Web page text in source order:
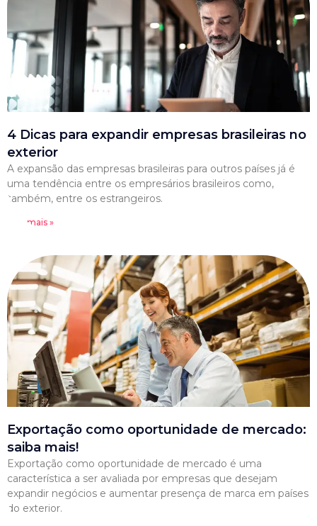
4 Dicas para expandir empresas brasileiras no
exterior
A expansão das empresas brasileiras para outros países já é
uma tendência entre os empresários brasileiros como,
também, entre os estrangeiros.
Leia mais »
Exportação como oportunidade de mercado:
saiba mais!
Exportação como oportunidade de mercado é uma
característica a ser avaliada por empresas que desejam
expandir negócios e aumentar presença de marca em países
do exterior.